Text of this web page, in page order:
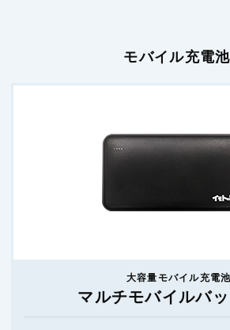
モバイル充電池
大容量モバイル充電池
マルチモバイルバ